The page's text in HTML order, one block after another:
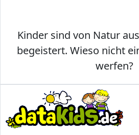
Kinder sind von Natur
begeistert. Wieso nicht
werfen?